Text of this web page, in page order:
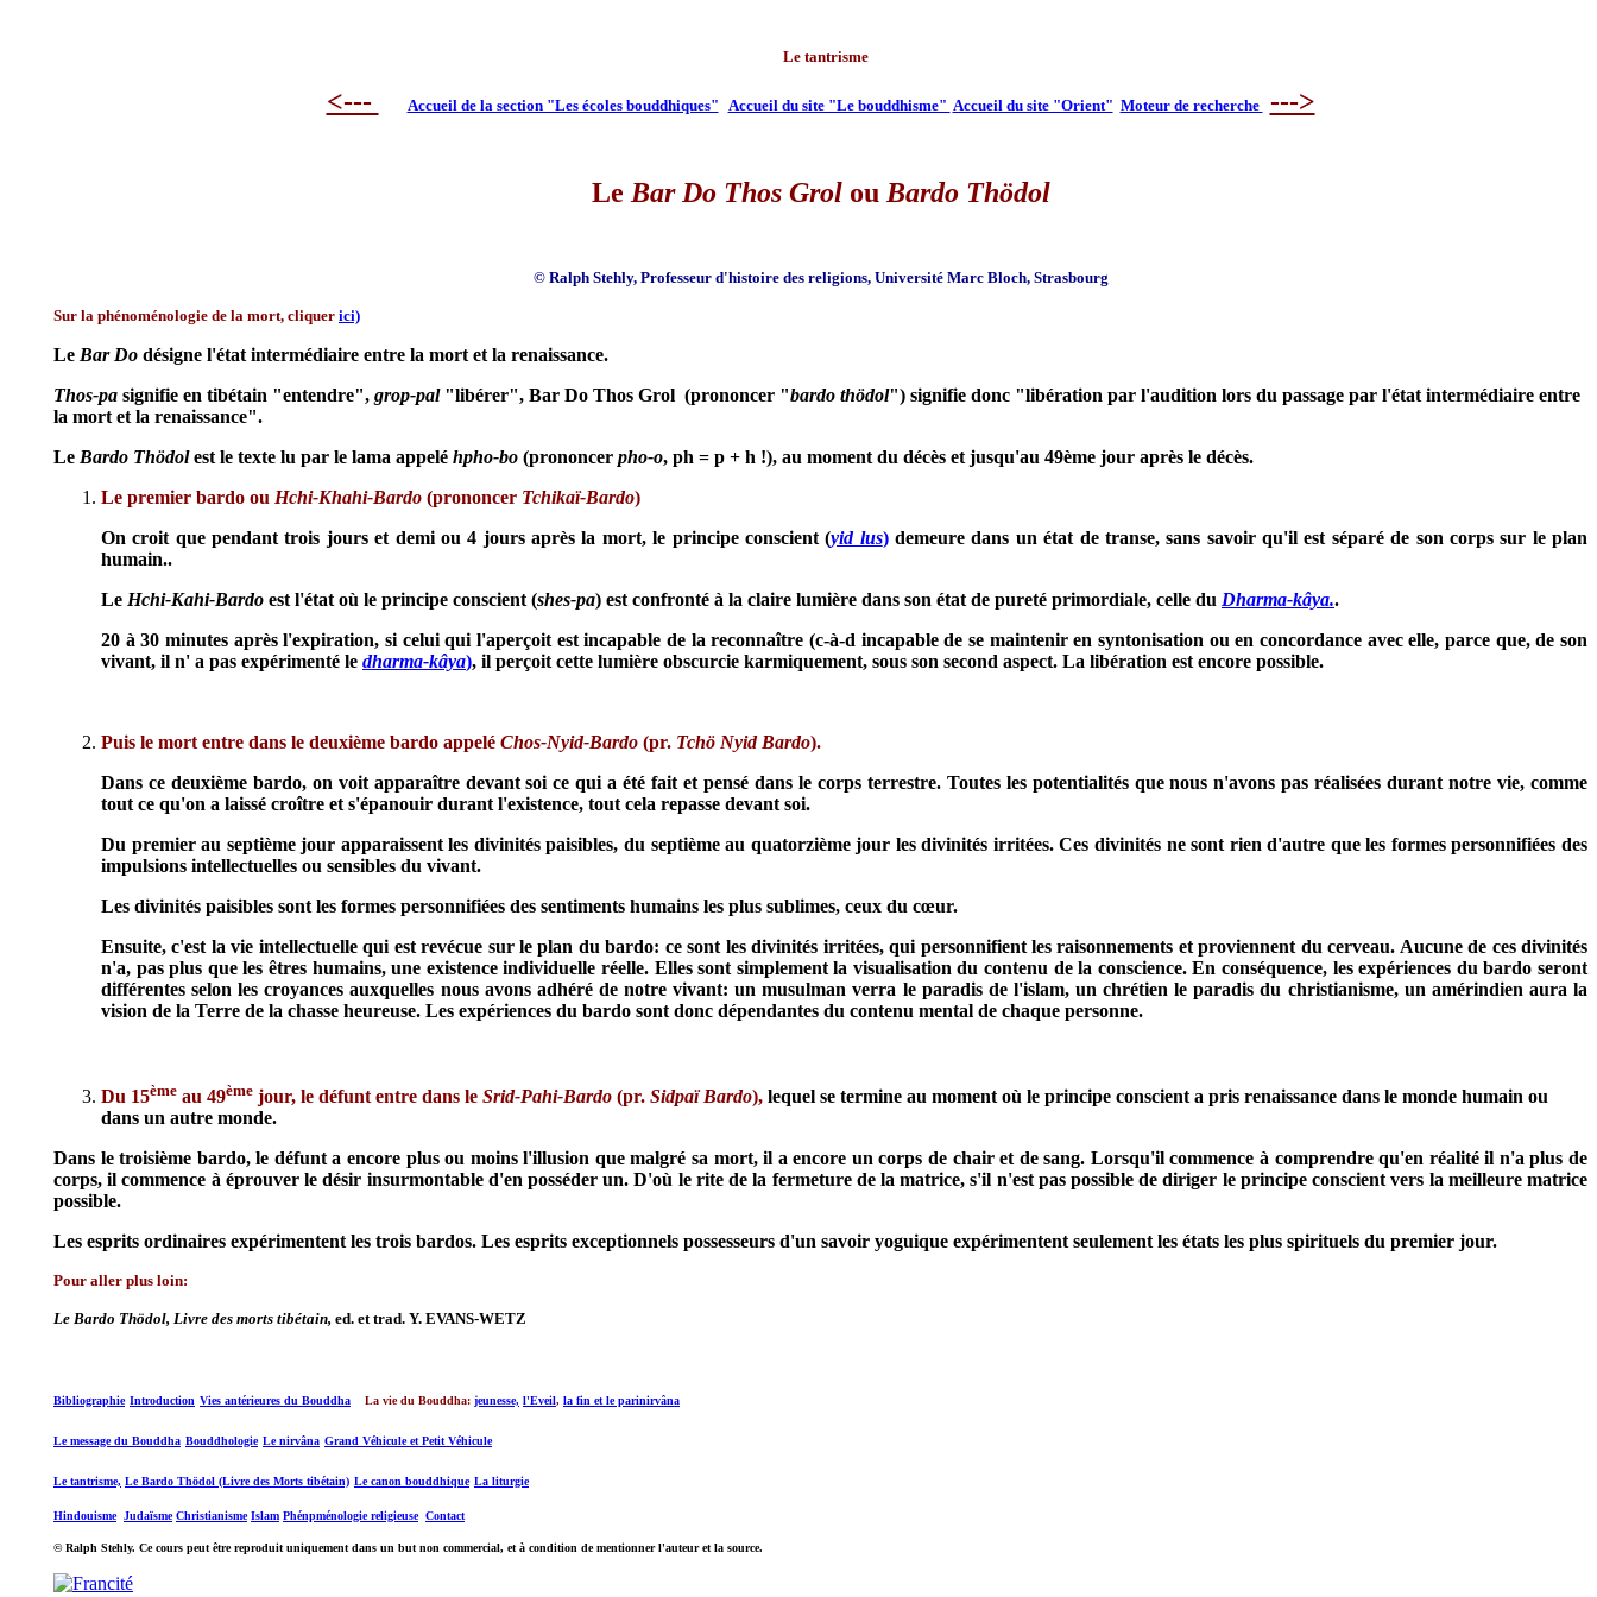
Le tantrisme
<--- Accueil de la section "Les écoles bouddhiques" Accueil du site "Le bouddhisme" Accueil du site "Orient" Moteur de recherche --->
Le Bar Do Thos Grolou Bardo Thödol
© Ralph Stehly, Professeur d'histoire des religions, Université Marc Bloch, Strasbourg
Sur la phénoménologie de la mort, cliquer ici)
Le Bar Do désigne l'état intermédiaire entre la mort et la renaissance.
Thos-pa signifie en tibétain "entendre", grop-pal"libérer", Bar Do Thos Grol (prononcer "bardo thödol") signifie donc "libération par l'audition lors du passage par l'état intermédiaire entre
la mort et la renaissance".
Le Bardo Thödolest le texte lu par le lama appelé hpho-bo (prononcer pho-o, ph = p + h !), au moment du décès et jusqu'au 49ème jour après le décès.
Le premier bardo ou Hchi-Khahi-Bardo (prononcer Tchikaï-Bardo)
On croit que pendant trois jours et demi ou 4 jours après la mort, le principe conscient (yid lus)demeure dans un état de transe, sans savoir qu'il est séparé de son corps sur le plan
humain..
Le Hchi-Kahi-Bardo est l'état où le principe conscient (shes-pa) est confronté à la claire lumière dans son état de pureté primordiale, celle du Dharma-kâya..
20 à 30 minutes après l'expiration, si celui qui l'aperçoit est incapable de la reconnaître (c-à-d incapable de se maintenir en syntonisation ou en concordance avec elle, parce que, de son
vivant, il n' a pas expérimenté le dharma-kâya), il perçoit cette lumière obscurcie karmiquement, sous son second aspect. La libération est encore possible.
Puis le mort entre dans le deuxième bardo appelé Chos-Nyid-Bardo (pr. Tchö Nyid Bardo).
Dans ce deuxième bardo, on voit apparaître devant soi ce qui a été fait et pensé dans le corps terrestre. Toutes les potentialités que nous n'avons pas réalisées durant notre vie, comme
tout ce qu'on a laissé croître et s'épanouir durant l'existence, tout cela repasse devant soi.
Du premier au septième jour apparaissent les divinités paisibles, du septième au quatorzième jour les divinités irritées. Ces divinités ne sont rien d'autre que les formes personnifiées des
impulsions intellectuelles ou sensibles du vivant.
Les divinités paisibles sont les formes personnifiées des sentiments humains les plus sublimes, ceux du cœur.
Ensuite, c'est la vie intellectuelle qui est revécue sur le plan du bardo: ce sont les divinités irritées, qui personnifient les raisonnements et proviennent du cerveau. Aucune de ces divinités
n'a, pas plus que les êtres humains, une existence individuelle réelle. Elles sont simplement la visualisation du contenu de la conscience. En conséquence, les expériences du bardo seront
différentes selon les croyances auxquelles nous avons adhéré de notre vivant: un musulman verra le paradis de l'islam, un chrétien le paradis du christianisme, un amérindien aura la
vision de la Terre de la chasse heureuse. Les expériences du bardo sont donc dépendantes du contenu mental de chaque personne.
Du 15ème au 49ème jour, le défunt entre dans le Srid-Pahi-Bardo (pr. Sidpaï Bardo), lequel se termine au moment où le principe conscient a pris renaissance dans le monde humain ou
dans un autre monde.
Dans le troisième bardo, le défunt a encore plus ou moins l'illusion que malgré sa mort, il a encore un corps de chair et de sang. Lorsqu'il commence à comprendre qu'en réalité il n'a plus de
corps, il commence à éprouver le désir insurmontable d'en posséder un. D'où le rite de la fermeture de la matrice, s'il n'est pas possible de diriger le principe conscient vers la meilleure matrice
possible.
Les esprits ordinaires expérimentent les trois bardos. Les esprits exceptionnels possesseurs d'un savoir yoguique expérimentent seulement les états les plus spirituels du premier jour.
Pour aller plus loin:
Le Bardo Thödol, Livre des morts tibétain, ed. et trad. Y. EVANS-WETZ
Bibliographie Introduction Vies antérieures du Bouddha La vie du Bouddha: jeunesse, l'Eveil, la fin et le parinirvâna
Le message du Bouddha Bouddhologie Le nirvâna Grand Véhicule et Petit Véhicule
Le tantrisme, Le Bardo Thödol (Livre des Morts tibétain) Le canon bouddhique La liturgie
Hindouisme Judaïsme Christianisme Islam Phénpménologie religieuse Contact
©Ralph Stehly. Ce cours peut être reproduit uniquement dans un but non commercial, et à condition de mentionner l'auteur et la source.